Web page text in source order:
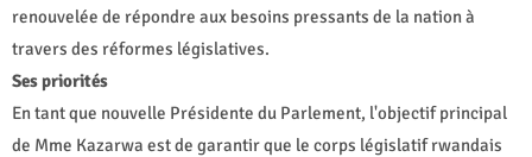
renouvelée de répondre aux besoins pressants de la nation à
travers des réformes législatives.
Ses priorités
En tant que nouvelle Présidente du Parlement, l'objectif principal
de Mme Kazarwa est de garantir que le corps législatif rwandais